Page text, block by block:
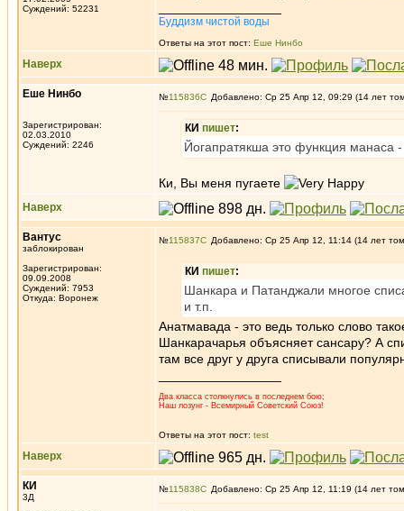
Суждений: 52231
Буддизм чистой воды
Ответы на этот пост: Еше Нинбо
Наверх
Еше Нинбо
Зарегистрирован:
02.03.2010
Суждений: 2246
№115836 Добавлено: Ср 25 Апр 12, 09:29 (14 лет
КИ пишет:
Йогапратякша это функция манаса
Ки, Вы меня пугаете
Наверх
Вантус
заблокирован
Зарегистрирован:
09.09.2008
Суждений: 7953
Откуда: Воронеж
№115837 Добавлено: Ср 25 Апр 12, 11:14 (14 лет
КИ пишет:
Шанкара и Патанджали многое
и т.п.
Анатмавада - это ведь только слово
Шанкарачарья объясняет сансару? А
там все друг у друга списывали
Два класса столкнулись в последнем бою;
Наш лозунг - Всемирный Советский Союз!
Ответы на этот пост: test
Наверх
КИ
3Д
№115838 Добавлено: Ср 25 Апр 12, 11:19 (14 лет